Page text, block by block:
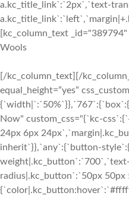
a.kc_title_link`:`2px`,`text-
[kc_column_text
Wools
[/kc_column_text][/
equal_height=”yes”
Now" custom_css="{`kc-
24px 6px
inherit`}},`any`:{`button-
radius|.kc_button`:`50px